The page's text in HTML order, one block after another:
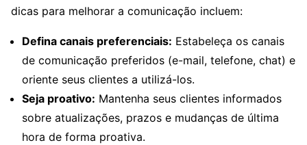
dicas para melhorar a comunicação incluem:
Defina canais preferenciais: Estabeleça os canais
de comunicação preferidos (e-mail, telefone, chat) e
oriente seus clientes a utilizá-los.
Seja proativo: Mantenha seus clientes informados
sobre atualizações, prazos e mudanças de última
hora de forma proativa.